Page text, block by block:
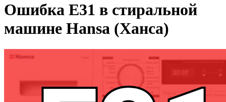
Ошибка Е31 в стиральной
машине Hansa (Ханса)